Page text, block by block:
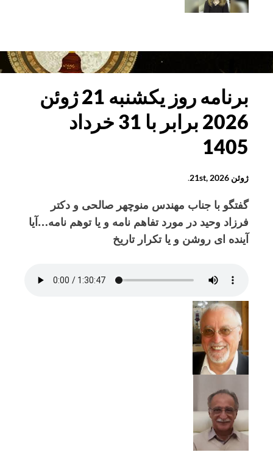
روز
یکشنبه
ژوئن
2026
با
تیرماه
1405
برنامه روز یکشنبه 21 ژوئن
2026 برابر با 31 خرداد
1405
ژوئن 21st, 2026 .
گفتگو با جناب مهندس منوچهر صالحی و دکتر
فرزاد وحید در مورد تفاهم نامه و یا توهم نامه…آیا
آینده ای روشن و یا تکرار تاریخ